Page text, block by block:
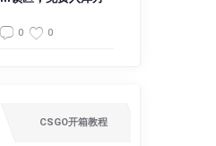
0 0
CSGO开箱教程